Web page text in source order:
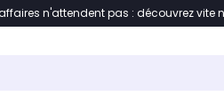
Accéder
n'attendent pas : découvrez vite